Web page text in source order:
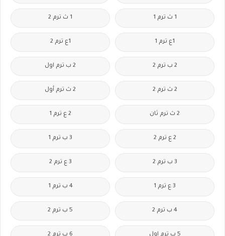
1 ث ترم 1 1 ث ترم 2
1ع ترم 1 1ع ترم 2
2 ب ترم 2 2 ب ترم اول
2 ث ترم 2 2 ث ترم أول
2 ث ترم ثان 2 ع ترم 1
2 ع ترم 2 3 ب ترم 1
3 ب ترم 2 3 ع ترم 2
3 ع ترم 1 4 ب ترم 1
4 ب ترم 2 5 ب ترم 2
5 ب ترم اول 6 ب ترم 2